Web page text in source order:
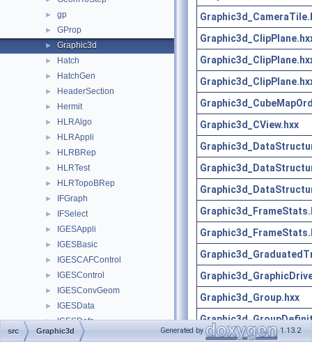
► gp
► GProp
► Graphic3d
► Hatch
► HatchGen
► HeaderSection
► Hermit
► HLRAlgo
► HLRAppli
► HLRBRep
► HLRTest
► HLRTopoBRep
► IFGraph
► IFSelect
► IGESAppli
► IGESBasic
► IGESCAFControl
► IGESControl
► IGESConvGeom
► IGESData
► IGESDefs
► IGESDimen
Graphic3d_CView.hxx
Graphic3d_Group.hxx
src Graphic3d Generated by 1.13.2